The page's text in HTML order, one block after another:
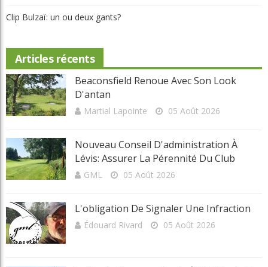
Clip Bulzaï: un ou deux gants?
Articles récents
Beaconsfield Renoue Avec Son Look
D'antan
Martial Lapointe 05 Août 2026
Nouveau Conseil D'administration À
Lévis: Assurer La Pérennité Du Club
GML 05 Août 2026
L'obligation De Signaler Une Infraction
Édouard Rivard 05 Août 2026